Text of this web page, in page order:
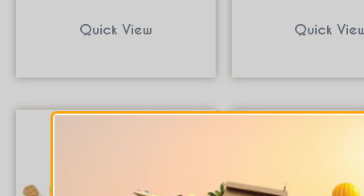
Quick View Quick
Price